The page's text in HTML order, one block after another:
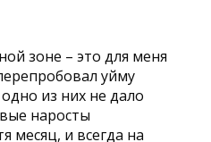
зоне – это для меня
уйму
из них не дало
наросты
месяц, и всегда на